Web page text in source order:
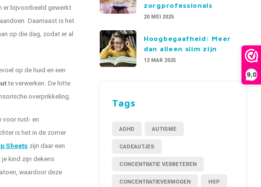
9,0
er bijvoorbeeld gewerkt
Daarnaast is het
op die dag, zodat er al
op de huid en een
te verwerken. De hitte
overprikkeling.
rust- en
is het in de zomer
Sheets zijn daar een
kind zijn dekens
waardoor deze
zorgprofessionals
20 MEI 2025
Hoogbegaafheid: Meer
dan alleen slim zijn
12 MAR 2025
Tags
ADHD AUTISME
CADEAUTJES
CONCENTRATIE VERBETEREN
CONCENTRATIEVERMOGEN HSP